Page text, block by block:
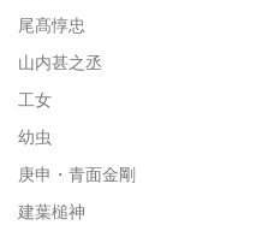
尾髙惇忠
山内甚之丞
工女
幼虫
庚申・青面金剛
建葉槌神